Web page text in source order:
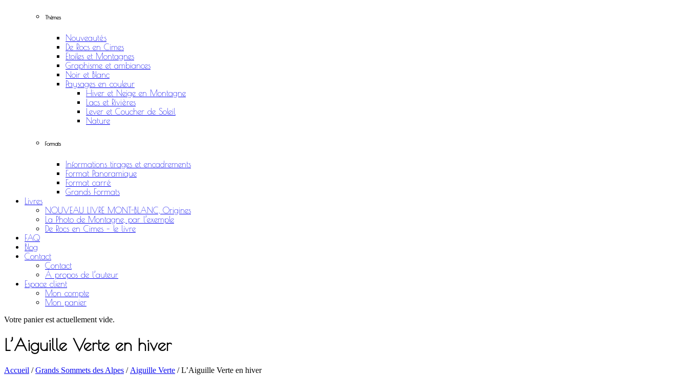
Thèmes
Nouveautés
De Rocs en Cimes
Etoiles et Montagnes
Graphisme et ambiances
Noir et Blanc
Paysages en couleur
Hiver et Neige en Montagne
Lacs et Rivières
Lever et Coucher de Soleil
Nature
Formats
Informations tirages et encadrements
Format Panoramique
Format carré
Grands Formats
Livres
NOUVEAU LIVRE MONT-BLANC, Origines
La Photo de Montagne, par l’exemple
De Rocs en Cimes – le livre
FAQ
Blog
Contact
Contact
À propos de l’auteur
Espace client
Mon compte
Mon panier
Votre panier est actuellement vide.
L’Aiguille Verte en hiver
Accueil /Grands Sommets des Alpes / Aiguille Verte / L’Aiguille Verte en hiver